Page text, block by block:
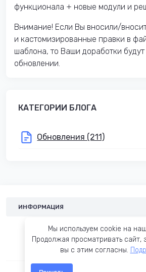
функционала + новые модули и
Внимание! Если Вы вносили/
и кастомизированные правки в
шаблона, то Ваши доработки
обновлении.
КАТЕГОРИИ БЛОГА
Обновления (211)
ИНФОРМАЦИЯ
Услуги
Мы используем cookie на
Продолжая просматривать сайт,
вы с этим согласны.